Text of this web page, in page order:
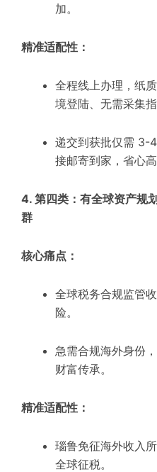
加。
精准适配性：
全程线上办理，纸
境登陆、无需采集
递交到获批仅需 3-
接邮寄到家，省心高
4. 第四类：有全球资产规
群
核心痛点：
全球税务合规监管
险。
急需合规海外身份
财富传承。
精准适配性：
瑙鲁免征海外收入
全球征税。